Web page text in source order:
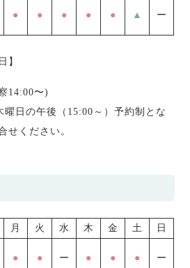
● ● ● ● ● ▲ ー
】
14:00〜)
日の午後（15:00～）予約制とな
せください。
月 火 水 木 金 土 日
● ● ー ● ● ● ー